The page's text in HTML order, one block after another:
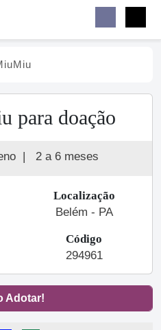
para doação
| 2 a 6 meses
Localização
Belém - PA
Código
294961
Adotar!